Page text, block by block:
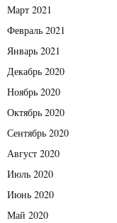
Март 2021
Февраль 2021
Январь 2021
Декабрь 2020
Ноябрь 2020
Октябрь 2020
Сентябрь 2020
Август 2020
Июль 2020
Июнь 2020
Май 2020